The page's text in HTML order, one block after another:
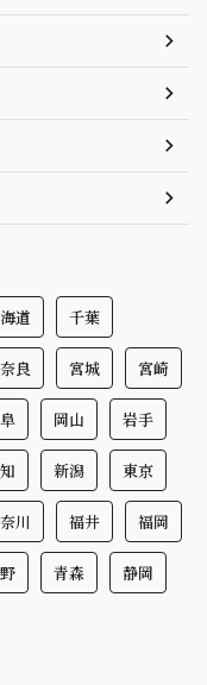
道 千葉
奈良 宮城 宮崎
岡山 岩手
新潟 東京
川 福井 福岡
青森 静岡